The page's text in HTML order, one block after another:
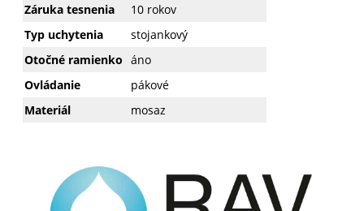
Záruka tesnenia
10 rokov
Typ uchytenia
stojankový
Otočné ramienko áno
Ovládanie
pákové
Materiál
mosaz